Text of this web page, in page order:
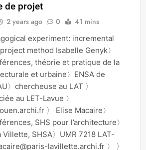
de projet
2 years ago 0 41 mins
experiment: incremental
method Isabelle Genyk〉
théorie et pratique de la
et urbaine〉ENSA de
〉chercheuse au LAT 〉
au LET-Lavue 〉
〉 Elise Macaire〉
SHS pour l’architecture〉
Villette, SHSA〉UMR 7218 LAT-
lavillette.archi.fr 〉 〉